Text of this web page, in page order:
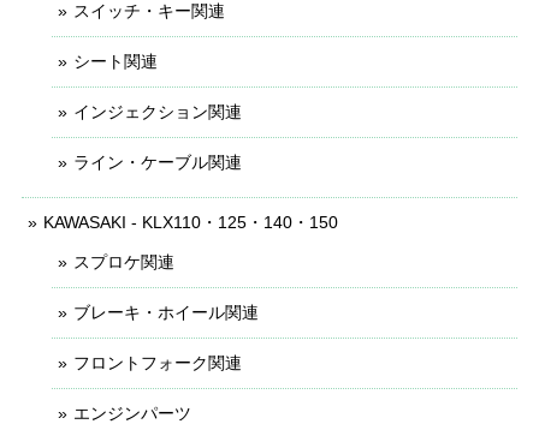
スイッチ・キー関連
シート関連
インジェクション関連
ライン・ケーブル関連
KAWASAKI - KLX110・125・140・150
スプロケ関連
ブレーキ・ホイール関連
フロントフォーク関連
エンジンパーツ